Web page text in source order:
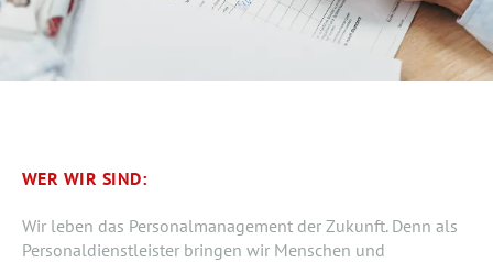
WER WIR SIND:
Wir leben das Personalmanagement der Zukunft. Denn als
Personaldienstleister bringen wir Menschen und